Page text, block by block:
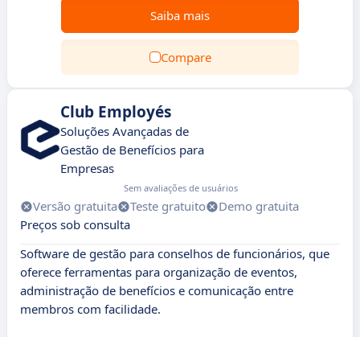
Saiba mais
Compare
Club Employés
Soluções Avançadas de
Gestão de Benefícios para
Empresas
Sem avaliações de usuários
Versão gratuita Teste gratuito
Demo gratuita
Preços sob consulta
Software de gestão para conselhos de funcionários, que
oferece ferramentas para organização de eventos,
administração de benefícios e comunicação entre
membros com facilidade.